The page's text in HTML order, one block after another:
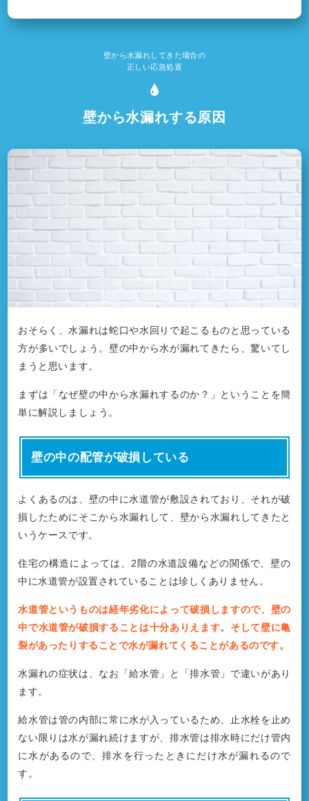
壁から水漏れしてきた場合の
正しい応急処置
壁から水漏れする原因
おそらく、水漏れは蛇口や水回りで起こるものと思っている
方が多いでしょう。壁の中から水が漏れてきたら、驚いてし
まうと思います。
まずは「なぜ壁の中から水漏れするのか？」ということを簡
単に解説しましょう。
壁の中の配管が破損している
よくあるのは、壁の中に水道管が敷設されており、それが破
損したためにそこから水漏れして、壁から水漏れしてきたと
いうケースです。
住宅の構造によっては、2階の水道設備などの関係で、壁の
中に水道管が設置されていることは珍しくありません。
水道管というものは経年劣化によって破損しますので、壁の
中で水道管が破損することは十分ありえます。そして壁に亀
裂があったりすることで水が漏れてくることがあるのです。
水漏れの症状は、なお「給水管」と「排水管」で違いがあり
ます。
給水管は管の内部に常に水が入っているため、止水栓を止め
ない限りは水が漏れ続けますが、排水管は排水時にだけ管内
に水があるので、排水を行ったときにだけ水が漏れるので
す。